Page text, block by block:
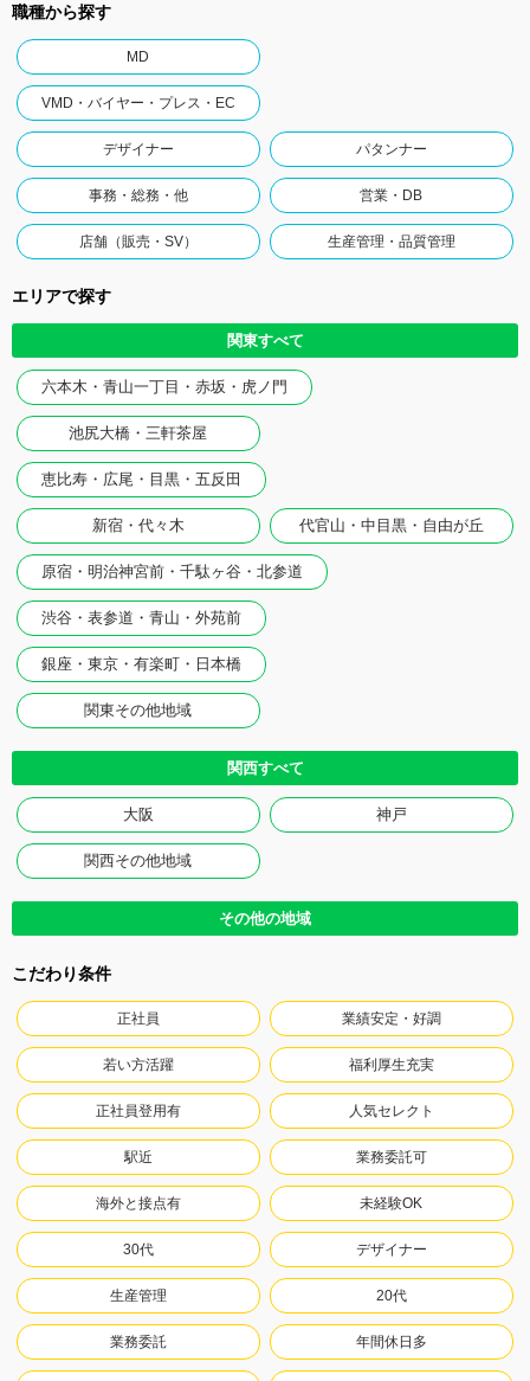
職種から探す
MD
VMD・バイヤー・プレス・EC
デザイナー パタンナー
事務・総務・他 営業・DB
店舗（販売・SV） 生産管理・品質管理
エリアで探す
関東すべて
六本木・青山一丁目・赤坂・虎ノ門
池尻大橋・三軒茶屋
恵比寿・広尾・目黒・五反田
新宿・代々木 代官山・中目黒・自由が丘
原宿・明治神宮前・千駄ヶ谷・北参道
渋谷・表参道・青山・外苑前
銀座・東京・有楽町・日本橋
関東その他地域
関西すべて
大阪 神戸
関西その他地域
その他の地域
こだわり条件
正社員 業績安定・好調
若い方活躍 福利厚生充実
正社員登用有 人気セレクト
駅近 業務委託可
海外と接点有 未経験OK
30代 デザイナー
生産管理 20代
業務委託 年間休日多